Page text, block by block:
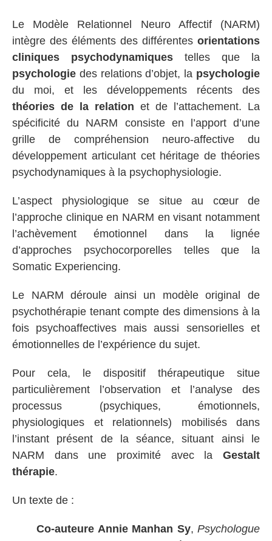
Le Modèle Relationnel Neuro Affectif (NARM)
intègre des éléments des différentes orientations
cliniques psychodynamiques telles que la
psychologie des relations d’objet, la psychologie
du moi, et les développements récents des
théories de la relation et de l’attachement. La
spécificité du NARM consiste en l’apport d’une
grille de compréhension neuro-affective du
développement articulant cet héritage de théories
psychodynamiques à la psychophysiologie.
L’aspect physiologique se situe au cœur de
l’approche clinique en NARM en visant notamment
l’achèvement émotionnel dans la lignée
d’approches psychocorporelles telles que la
Somatic Experiencing.
Le NARM déroule ainsi un modèle original de
psychothérapie tenant compte des dimensions à la
fois psychoaffectives mais aussi sensorielles et
émotionnelles de l’expérience du sujet.
Pour cela, le dispositif thérapeutique situe
particulièrement l’observation et l’analyse des
processus (psychiques, émotionnels,
physiologiques et relationnels) mobilisés dans
l’instant présent de la séance, situant ainsi le
NARM dans une proximité avec la Gestalt
thérapie.
Un texte de :
Co-auteure Annie Manhan Sy, Psychologue